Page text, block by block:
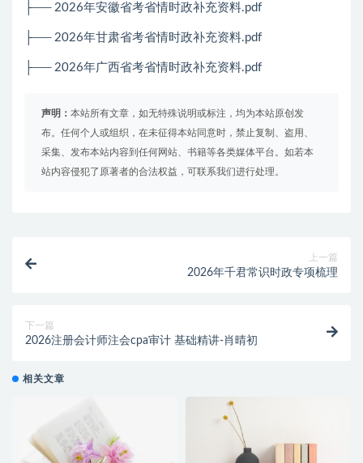
├── 2026年安徽省考省情时政补充资料.pdf
├── 2026年甘肃省考省情时政补充资料.pdf
├──2026年广西省考省情时政补充资料.pdf
声明： 本站所有文章，如无特殊说明或标注，均为本站原创发
布。任何个人或组织，在未征得本站同意时，禁止复制、盗用、
采集、发布本站内容到任何网站、书籍等各类媒体平台。如若本
站内容侵犯了原著者的合法权益，可联系我们进行处理。
上一篇
2026年千君常识时政专项梳理
下一篇
2026注册会计师注会cpa审计 基础精讲-肖晴初
相关文章